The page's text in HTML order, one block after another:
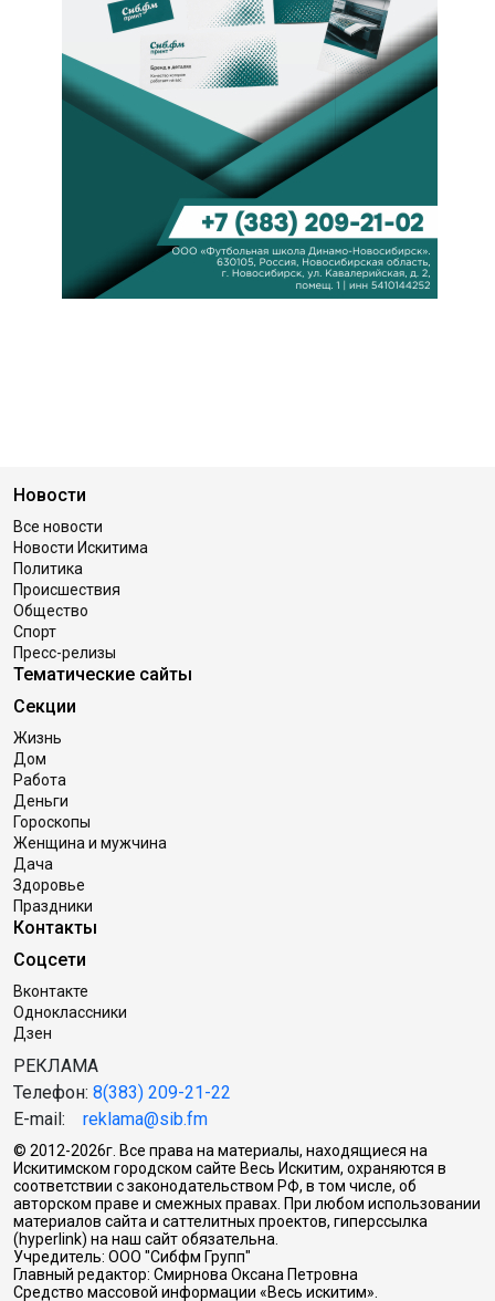
Новости
Все новости
Новости Искитима
Политика
Происшествия
Общество
Спорт
Пресс-релизы
Тематические сайты
Секции
Жизнь
Дом
Работа
Деньги
Гороскопы
Женщина и мужчина
Дача
Здоровье
Праздники
Контакты
Соцсети
Вконтакте
Одноклассники
Дзен
РЕКЛАМА
Телефон: 8(383) 209-21-22
E-mail: reklama@sib.fm
© 2012-2026г. Все права на материалы, находящиеся на
Искитимском городском сайте Весь Искитим, охраняются в
соответствии с законодательством РФ, в том числе, об
авторском праве и смежных правах. При любом использовании
материалов сайта и саттелитных проектов, гиперссылка
(hyperlink) на наш сайт обязательна.
Учредитель: ООО "Сибфм Групп"
Главный редактор: Смирнова Оксана Петровна
Средство массовой информации «Весь искитим».